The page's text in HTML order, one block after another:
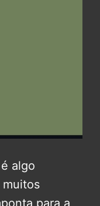
algo
para a